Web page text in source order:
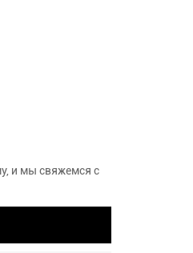
и мы свяжемся с